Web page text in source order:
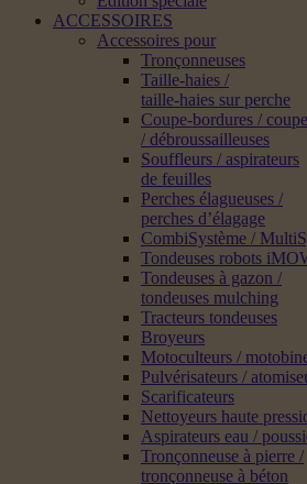
ACCESSOIRES
Accessoires pour
Tronçonneuses
Taille-haies /
taille-haies sur perche
Coupe-bordures /
/ débroussailleuses
Souffleurs / aspirateurs
de feuilles
Perches élagueuses /
perches d’élagage
CombiSystème /
Tondeuses robots
Tondeuses à gazon /
tondeuses mulching
Tracteurs tondeuses
Broyeurs
Motoculteurs /
Pulvérisateurs /
Scarificateurs
Nettoyeurs haute
Aspirateurs eau /
Tronçonneuse à pierre /
tronçonneuse à béton